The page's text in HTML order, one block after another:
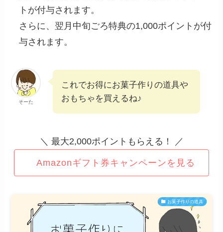
トが付与されます。
さらに、翌月中旬ごろ特典の1,000ポイントが付
与されます。
そーた
これでお得にお菓子作りの道具や
おもちゃを買えるね♪
＼ 最大2,000ポイントもらえる！ ／
Amazonギフト券キャンペーンを見る
お菓子作りの道具